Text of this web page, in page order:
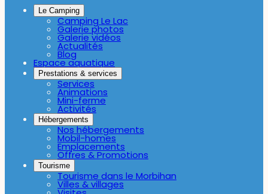
Le Camping
Camping Le Lac
Galerie photos
Galerie vidéos
Actualités
Blog
Espace aquatique
Prestations & services
Services
Animations
Mini-ferme
Activités
Hébergements
Nos hébergements
Mobil-homes
Emplacements
Offres & Promotions
Tourisme
Tourisme dans le Morbihan
Villes & villages